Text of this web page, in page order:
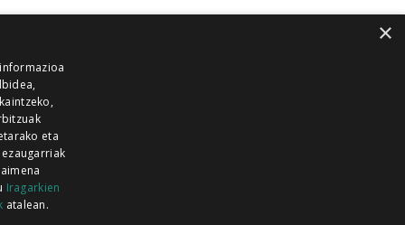
GUKA
×
eta
Iragarkien
atalean.